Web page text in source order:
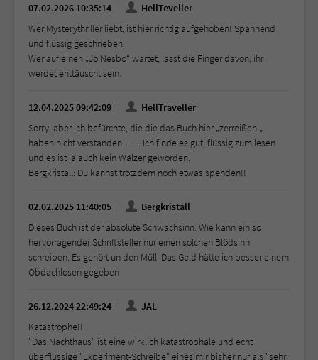
07.02.2026 10:35:14
HellTeveller
Wer Mysterythriller liebt, ist hier richtig aufgehoben! Spannend
und flüssig geschrieben.
Wer auf einen „Jo Nesbo“ wartet, lasst die Finger davon, ihr
werdet enttäuscht sein.
12.04.2025 09:42:09
HellTraveller
Sorry, aber ich befürchte, die die das Buch hier „zerreißen „
haben nicht verstanden…… Ich finde es gut, flüssig zum lesen
und es ist ja auch kein Wälzer geworden.
Bergkristall: Du kannst trotzdem noch etwas spenden!!
02.02.2025 11:40:05
Bergkristall
Dieses Buch ist der absolute Schwachsinn. Wie kann ein so
hervorragender Schriftsteller nur einen solchen Blödsinn
schreiben. Es gehört un den Müll. Das Geld hätte ich besser einem
Obdachlosen gegeben
26.12.2024 22:49:24
JAL
Katastrophe!!
"Das Nachthaus" ist eine wirklich katastrophale und echt
überflüssige "Experiment-Schreibe" eines mir bisher nur als "sehr